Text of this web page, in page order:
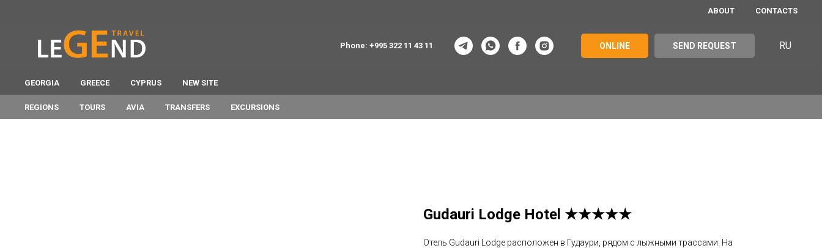
ABOUT CONTACTS
Phone: +995 322 11 43 11 ONLINE SEND REQUEST RU
GEORGIA GREECE CYPRUS NEW SITE
REGIONS TOURS AVIA TRANSFERS EXCURSIONS
Gudauri Lodge Hotel ★★★★★
Отель Gudauri Lodge расположен в Гудаури, рядом с лыжными трассами. На